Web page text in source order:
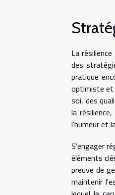
La
des
pratique
optimiste
soi, des
la
l'humeur et
S'engager
éléments
preuve de
maintenir